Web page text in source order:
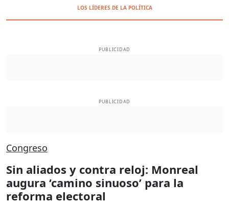
LOS LÍDERES DE LA POLÍTICA
PUBLICIDAD
PUBLICIDAD
Congreso
Sin aliados y contra reloj: Monreal
augura ‘camino sinuoso’ para la
reforma electoral